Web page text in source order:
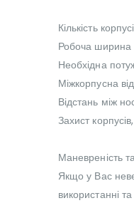
Кількість
Робоча ширина
Необхідна
Міжкорпусна
Відстань між
Захист
Маневреність
Якщо у Вас
використанні